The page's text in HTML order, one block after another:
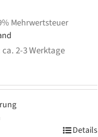
Mehrwertsteuer
2-3 Werktage
Details